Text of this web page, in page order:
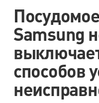
Samsung
способов